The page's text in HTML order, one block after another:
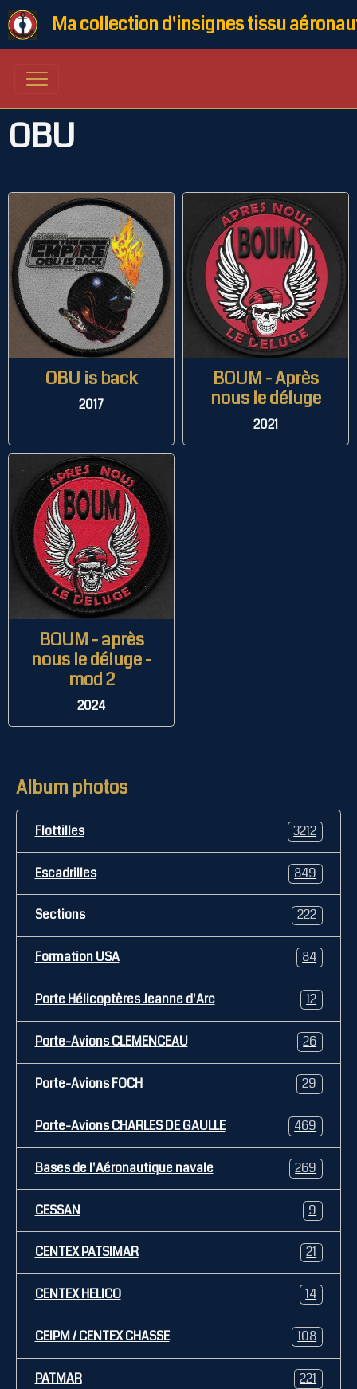
Ma collection d'insignes tissu
OBU
OBU is back
2017
BOUM - Après
nous le déluge
2021
BOUM - après
nous le déluge -
mod 2
2024
Album photos
Flottilles 3212
Escadrilles 849
Sections 222
Formation USA 84
Porte Hélicoptères Jeanne d'Arc 12
Porte-Avions CLEMENCEAU 26
Porte-Avions FOCH 29
Porte-Avions CHARLES DE GAULLE 469
Bases de l'Aéronautique navale 269
CESSAN 9
CENTEX PATSIMAR 21
CENTEX HELICO 14
CEIPM / CENTEX CHASSE 108
PATMAR 221